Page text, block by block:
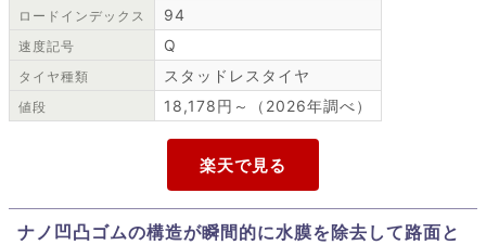
ロードインデックス 94
速度記号 Q
タイヤ種類 スタッドレスタイヤ
値段 18,178円～（2026年調べ）
ナノ凹凸ゴムの構造が瞬間的に水膜を除去して路面と